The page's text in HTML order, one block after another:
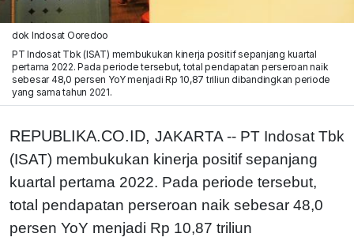
dok Indosat Ooredoo
PT Indosat Tbk (ISAT) membukukan kinerja positif sepanjang kuartal
pertama 2022. Pada periode tersebut, total pendapatan perseroan naik
sebesar 48,0 persen YoY menjadi Rp 10,87 triliun dibandingkan periode
yang sama tahun 2021.
REPUBLIKA.CO.ID, JAKARTA -- PT Indosat Tbk
(ISAT) membukukan kinerja positif sepanjang
kuartal pertama 2022. Pada periode tersebut,
total pendapatan perseroan naik sebesar 48,0
persen YoY menjadi Rp 10,87 triliun